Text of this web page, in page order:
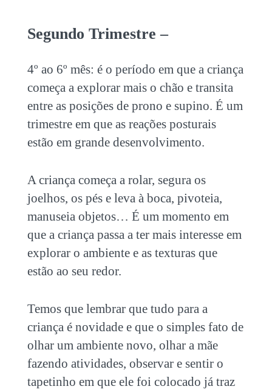
Segundo Trimestre –
4º ao 6º mês: é o período em que a criança
começa a explorar mais o chão e transita
entre as posições de prono e supino. É um
trimestre em que as reações posturais
estão em grande desenvolvimento.
A criança começa a rolar, segura os
joelhos, os pés e leva à boca, pivoteia,
manuseia objetos… É um momento em
que a criança passa a ter mais interesse em
explorar o ambiente e as texturas que
estão ao seu redor.
Temos que lembrar que tudo para a
criança é novidade e que o simples fato de
olhar um ambiente novo, olhar a mãe
fazendo atividades, observar e sentir o
tapetinho em que ele foi colocado já traz